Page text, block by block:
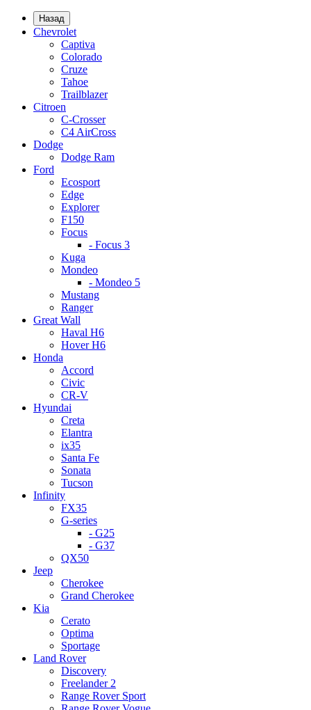
Назад
Chevrolet
Captiva
Colorado
Cruze
Tahoe
Trailblazer
Citroen
C-Crosser
C4 AirCross
Dodge
Dodge Ram
Ford
Ecosport
Edge
Explorer
F150
Focus
- Focus 3
Kuga
Mondeo
- Mondeo 5
Mustang
Ranger
Great Wall
Haval H6
Hover H6
Honda
Accord
Civic
CR-V
Hyundai
Creta
Elantra
ix35
Santa Fe
Sonata
Tucson
Infinity
FX35
G-series
- G25
- G37
QX50
Jeep
Cherokee
Grand Cherokee
Kia
Cerato
Optima
Sportage
Land Rover
Discovery
Freelander 2
Range Rover Sport